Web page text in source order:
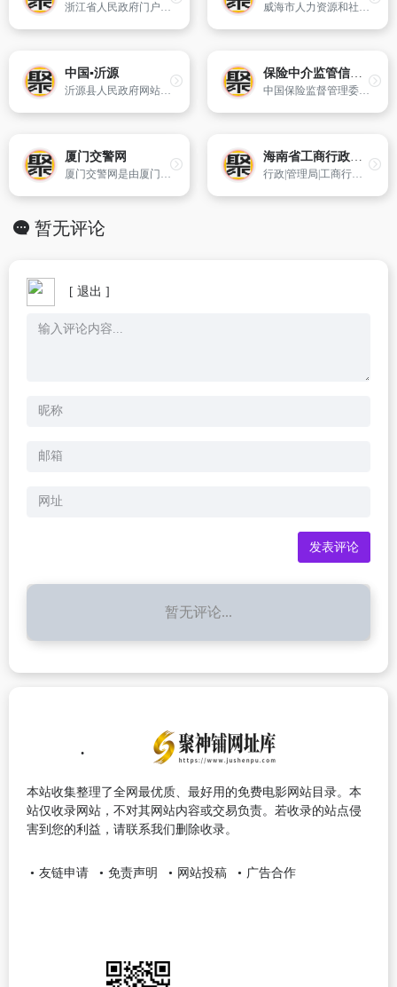
浙江省人民政府门户网站是省政府开展对外宣传、政务公开、为民服务和网上办事的总窗口。网站提供面向公众、法人、政府工作人员的公众服务内容,具备政府信息的导航和检索、网上办事的受理和反馈等功能,是“一站式”的政府门户网站。 威海市人力资源和社会保障局主办
中国▪沂源
沂源县人民政府网站是外界认识沂源,公众了解政府的信息总平台,是沂源县人民政府各部门与公众联络和服务交流的总窗口。
保险中介监管信息系统
中国保险监督管理委员会保险中介监管信息系统官方网站
厦门交警网
厦门交警网是由厦门市公安交通管理局、市公安局交通警察支队主办的交通管理政务网站,是融服务性、宣传性、教育性为一体,为广大驾驶员及广大交通参与者提供新的道路交通信息及安全服务指南的电子政务平台,也是市交管系统发布交管新闻、提供网上车管所场景服务和展示交通风采的重要窗口。
海南省工商行政管理局
行政|管理局|工商行政管理局|海南省工商行政管理局
暂无评论
[ 退出 ]
暂无评论...
本站收集整理了全网最优质、最好用的免费电影网站目录。本
站仅收录网站，不对其网站内容或交易负责。若收录的站点侵
害到您的利益，请联系我们删除收录。
友链申请 免责声明 网站投稿 广告合作